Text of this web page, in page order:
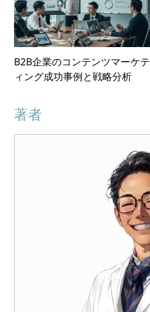
B2B企業のコンテンツマーケテ
ィング成功事例と戦略分析
著者